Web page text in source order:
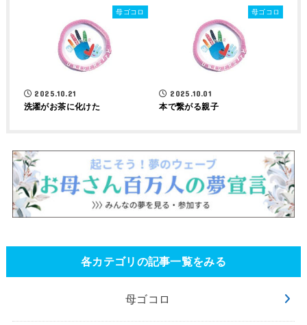
母ゴコロ
2025.10.21
洗濯がお茶に化けた
母ゴコロ
2025.10.01
本で繋がる親子
各カテゴリの記事一覧をみる
母ゴコロ